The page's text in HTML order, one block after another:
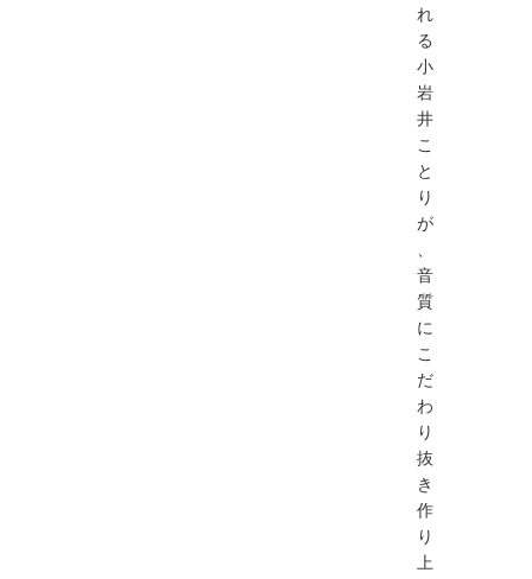
れ
る
小
岩
井
こ
と
り
が
、
音
質
に
こ
だ
わ
り
抜
き
作
り
上